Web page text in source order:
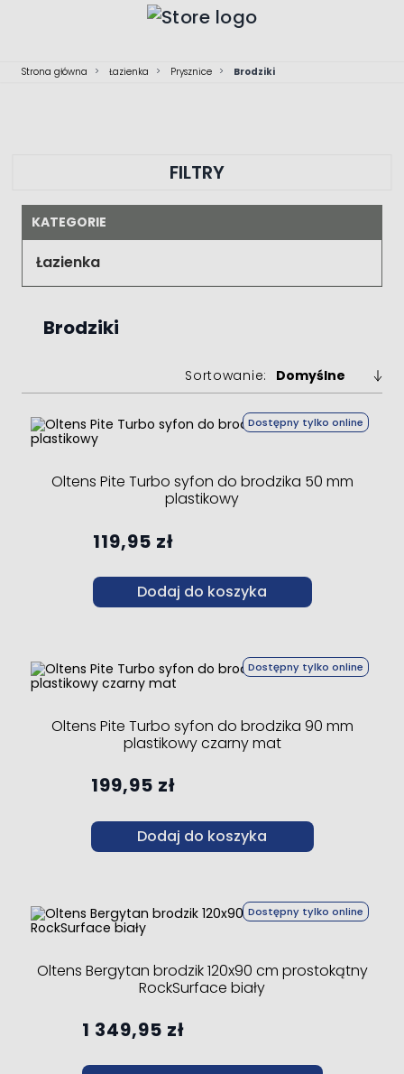
Strona główna > Łazienka > Prysznice > Brodziki
FILTRY
KATEGORIE
Łazienka
Brodziki
Sortowanie:
Dostępny tylko online
Oltens Pite Turbo syfon do brodzika 50 mm
plastikowy
119,95 zł
Dodaj do koszyka
Dostępny tylko online
Oltens Pite Turbo syfon do brodzika 90 mm
plastikowy czarny mat
199,95 zł
Dodaj do koszyka
Dostępny tylko online
Oltens Bergytan brodzik 120x90 cm prostokątny
RockSurface biały
1 349,95 zł